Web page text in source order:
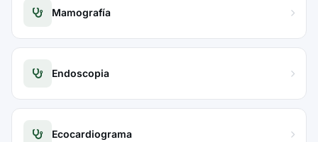
Mamografía
Endoscopia
Ecocardiograma